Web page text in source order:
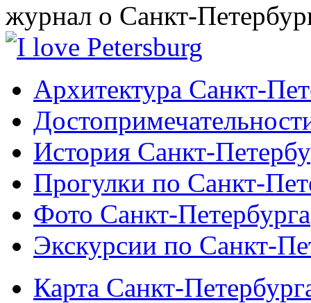
журнал о Санкт-
Архитектура Санкт-
История Санкт-
Прогулки по Санкт-
Фото Санкт-Петербурга
Экскурсии по Санкт-
Карта Санкт-